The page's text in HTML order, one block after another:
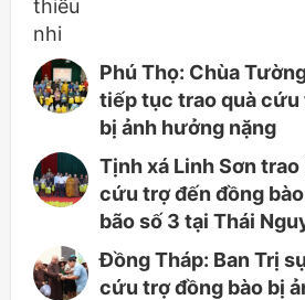
Phú Thọ: Chùa
tiếp tục trao quà cứu
bị ảnh hưởng nặng
Tịnh xá Linh Sơn
cứu trợ đến đồng
bão số 3 tại Thái
Đồng Tháp: Ban Trị
cứu trợ đồng bào bị